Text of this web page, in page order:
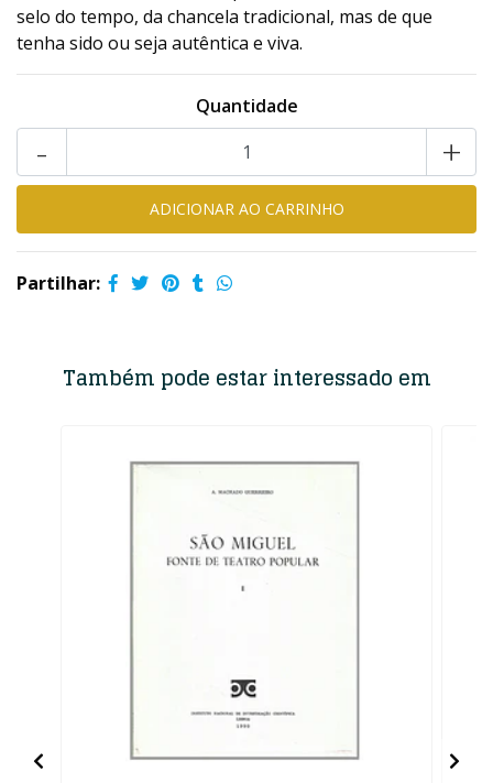
selo do tempo, da chancela tradicional, mas de que
tenha sido ou seja autêntica e viva.
Quantidade
+
-
Partilhar:
Também pode estar interessado em